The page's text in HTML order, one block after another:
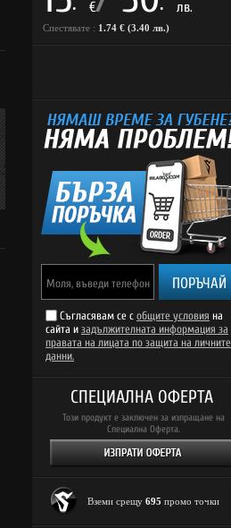
.
€
.
лв.
Спестявате : 1.74 € (3.40 лв.)
ПОРЪЧАЙ
Съгласявам се с общите условия на
сайта и задължителната информация за
правата на лицата по защита на личните
данни.
СПЕЦИАЛНА ОФЕРТА
Този продукт е заключен за изпращане на
Специална Оферта.
Вземи срещу 695 промо точки